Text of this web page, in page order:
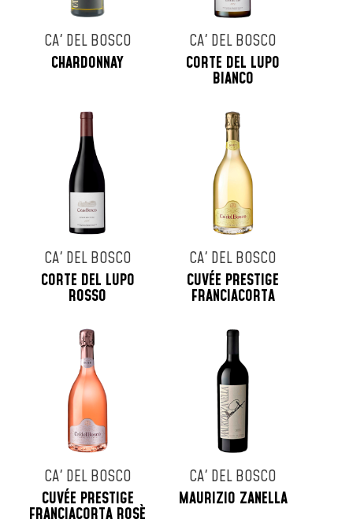
CA' DEL BOSCO
CHARDONNAY
CA' DEL BOSCO
CORTE DEL LUPO
BIANCO
CA' DEL BOSCO
CORTE DEL LUPO
ROSSO
CA' DEL BOSCO
CUVÉE PRESTIGE
FRANCIACORTA
CA' DEL BOSCO
CUVÉE PRESTIGE
FRANCIACORTA ROSÈ
CA' DEL BOSCO
MAURIZIO ZANELLA